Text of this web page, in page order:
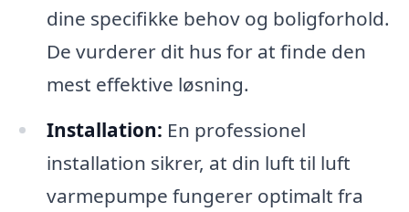
dine specifikke behov og boligforhold.
De vurderer dit hus for at finde den
mest effektive løsning.
Installation: En professionel
installation sikrer, at din luft til luft
varmepumpe fungerer optimalt fra